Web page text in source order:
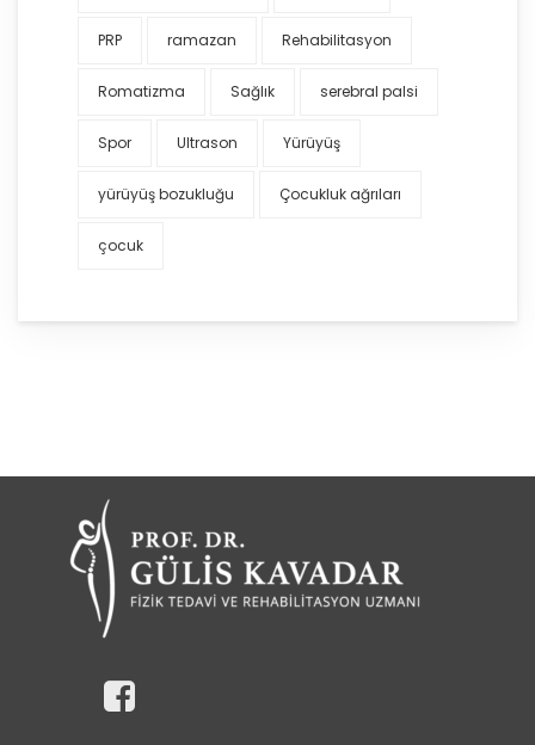
PRP ramazan Rehabilitasyon
Romatizma Sağlık serebral palsi
Spor Ultrason Yürüyüş
yürüyüş bozukluğu Çocukluk ağrıları
çocuk